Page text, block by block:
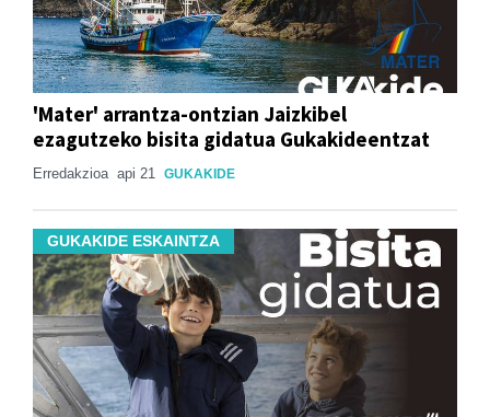
'Mater' arrantza-ontzian Jaizkibel
ezagutzeko bisita gidatua Gukakideentzat
Erredakzioa api 21 GUKAKIDE
GUKAKIDE ESKAINTZA